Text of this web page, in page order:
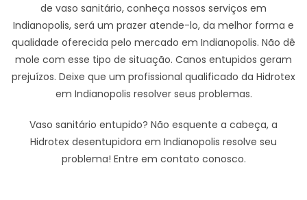
de vaso sanitário, conheça nossos serviços em
Indianopolis, será um prazer atende-lo, da melhor forma e
qualidade oferecida pelo mercado em Indianopolis. Não dê
mole com esse tipo de situação. Canos entupidos geram
prejuízos. Deixe que um profissional qualificado da Hidrotex
em Indianopolis resolver seus problemas.
Vaso sanitário entupido? Não esquente a cabeça, a
Hidrotex desentupidora em Indianopolis resolve seu
problema! Entre em contato conosco.